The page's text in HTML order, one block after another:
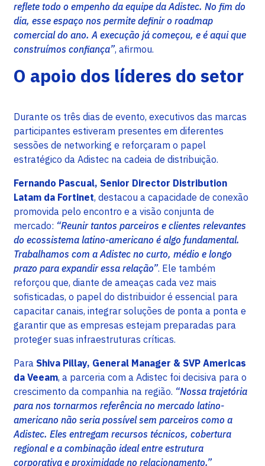
reflete todo o empenho da equipe da Adistec. No fim do
dia, esse espaço nos permite definir o roadmap
comercial do ano. A execução já começou, e é aqui que
construímos confiança”, afirmou.
O apoio dos líderes do setor
Durante os três dias de evento, executivos das marcas
participantes estiveram presentes em diferentes
sessões de networking e reforçaram o papel
estratégico da Adistec na cadeia de distribuição.
Fernando Pascual, Senior Director Distribution
Latam da Fortinet, destacou a capacidade de conexão
promovida pelo encontro e a visão conjunta de
mercado: “Reunir tantos parceiros e clientes relevantes
do ecossistema latino-americano é algo fundamental.
Trabalhamos com a Adistec no curto, médio e longo
prazo para expandir essa relação”. Ele também
reforçou que, diante de ameaças cada vez mais
sofisticadas, o papel do distribuidor é essencial para
capacitar canais, integrar soluções de ponta a ponta e
garantir que as empresas estejam preparadas para
proteger suas infraestruturas críticas.
Para Shiva Pillay, General Manager & SVP Americas
da Veeam, a parceria com a Adistec foi decisiva para o
crescimento da companhia na região. “Nossa trajetória
para nos tornarmos referência no mercado latino-
americano não seria possível sem parceiros como a
Adistec. Eles entregam recursos técnicos, cobertura
regional e a combinação ideal entre estrutura
corporativa e proximidade no relacionamento.”